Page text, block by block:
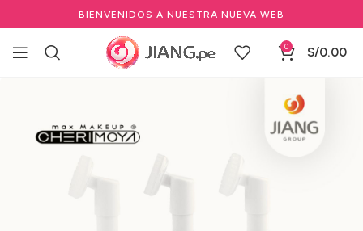
BIENVENIDOS A NUESTRA NUEVA WEB
0 S/0.00